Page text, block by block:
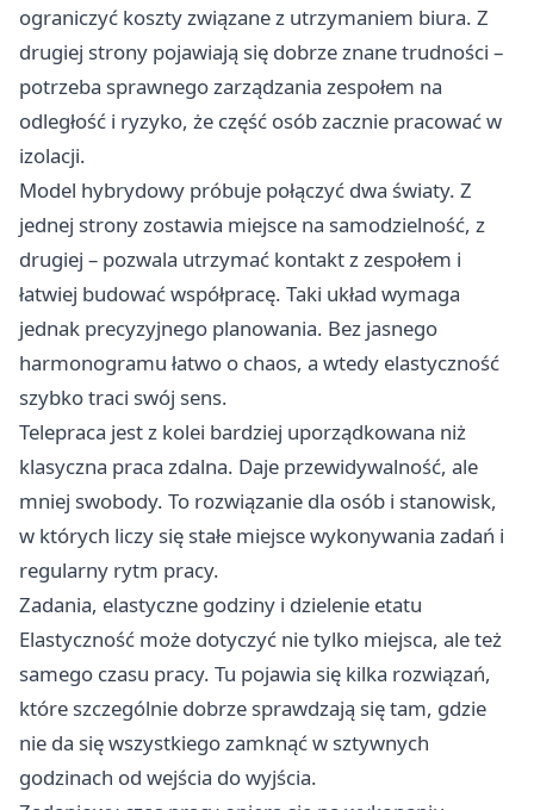
ograniczyć koszty związane z utrzymaniem biura. Z
drugiej strony pojawiają się dobrze znane trudności –
potrzeba sprawnego zarządzania zespołem na
odległość i ryzyko, że część osób zacznie pracować w
izolacji.
Model hybrydowy próbuje połączyć dwa światy. Z
jednej strony zostawia miejsce na samodzielność, z
drugiej – pozwala utrzymać kontakt z zespołem i
łatwiej budować współpracę. Taki układ wymaga
jednak precyzyjnego planowania. Bez jasnego
harmonogramu łatwo o chaos, a wtedy elastyczność
szybko traci swój sens.
Telepraca jest z kolei bardziej uporządkowana niż
klasyczna praca zdalna. Daje przewidywalność, ale
mniej swobody. To rozwiązanie dla osób i stanowisk,
w których liczy się stałe miejsce wykonywania zadań i
regularny rytm pracy.
Zadania, elastyczne godziny i dzielenie etatu
Elastyczność może dotyczyć nie tylko miejsca, ale też
samego czasu pracy. Tu pojawia się kilka rozwiązań,
które szczególnie dobrze sprawdzają się tam, gdzie
nie da się wszystkiego zamknąć w sztywnych
godzinach od wejścia do wyjścia.